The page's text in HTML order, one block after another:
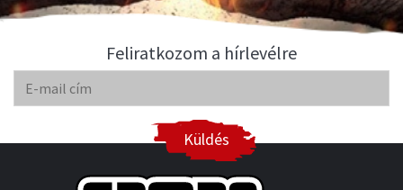
Feliratkozom a hírlevélre
Küldés